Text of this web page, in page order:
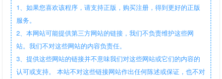
1、如果您喜欢该程序，请支持正版，购买注册，得到更好的正版
服务。
2、本网站可能提供第三方网站的链接，我们不负责维护这些网
站。我们不对这些网站的内容负责任。
3、提供这些网站的链接并不意味我们对这些网站或它们的内容的
认可或支持。 本站不对这些链接网站作出任何陈述或保证，也不对